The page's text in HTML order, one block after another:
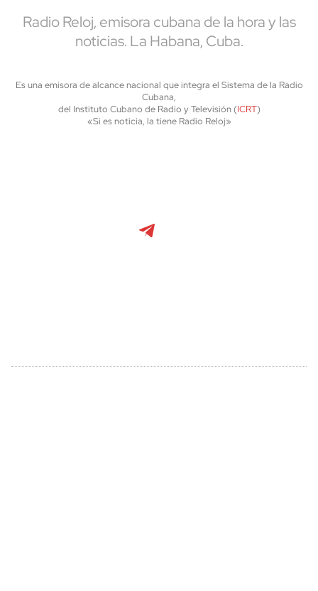
Radio Reloj, emisora cubana de la hora y las
noticias. La Habana, Cuba.
Es una emisora de alcance nacional que integra el Sistema de la Radio
Cubana,
del Instituto Cubano de Radio y Televisión (ICRT)
«Si es noticia, la tiene Radio Reloj»